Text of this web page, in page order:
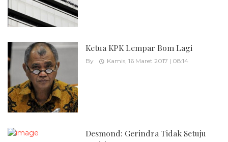
Ketua KPK Lempar Bom Lagi
By Kamis, 16 Maret 2017 | 08:14
Desmond: Gerindra Tidak Setuju